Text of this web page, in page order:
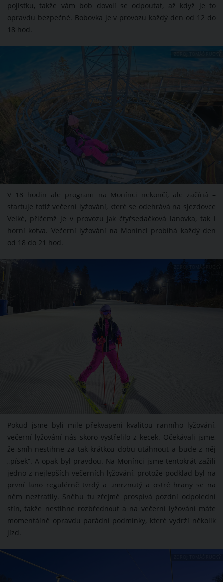
pojistku, takže vám bob dovolí se odpoutat, až když je to
opravdu bezpečné. Bobovka je v provozu každý den od 12 do
18 hod.
V 18 hodin ale program na Monínci nekončí, ale začíná –
startuje totiž večerní lyžování, které se odehrává na sjezdovce
Velké, přičemž je v provozu jak čtyřsedačková lanovka, tak i
horní kotva. Večerní lyžování na Monínci probíhá každý den
od 18 do 21 hod.
ZDROJ: TOMÁŠ RUCKÝ
Pokud jsme byli mile překvapeni kvalitou ranního lyžování,
večerní lyžování nás skoro vystřelilo z kecek. Očekávali jsme,
že sníh nestihne za tak krátkou dobu utáhnout a bude z něj
„písek“. A opak byl pravdou. Na Monínci jsme tentokrát zažili
jedno z nejlepších večerních lyžování, protože podklad byl na
první lano regulérně tvrdý a umrznutý a ostré hrany se na
něm neztratily. Sněhu tu zřejmě prospívá pozdní odpolední
stín, takže nestihne rozbřednout a na večerní lyžování máte
momentálně opravdu parádní podmínky, které vydrží několik
jízd.